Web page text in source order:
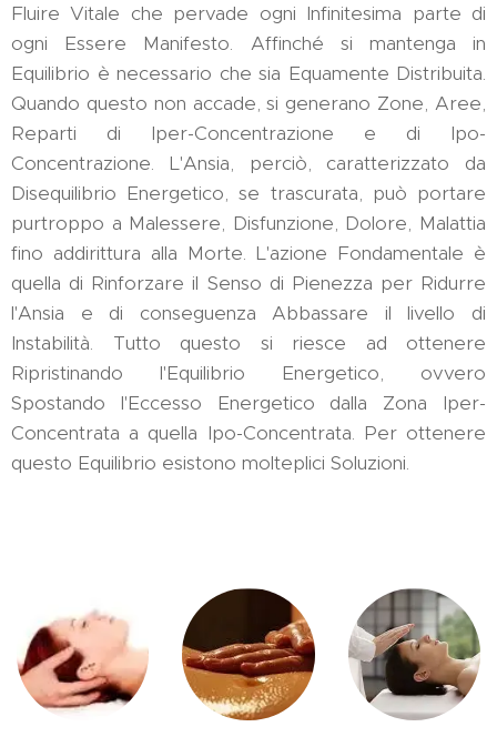
Fluire Vitale che pervade ogni Infinitesima parte di
ogni Essere Manifesto. Affinché si mantenga in
Equilibrio è necessario che sia Equamente Distribuita.
Quando questo non accade, si generano Zone, Aree,
Reparti di Iper-Concentrazione e di Ipo-
Concentrazione. L'Ansia, perciò, caratterizzato da
Disequilibrio Energetico, se trascurata, può portare
purtroppo a Malessere, Disfunzione, Dolore, Malattia
fino addirittura alla Morte. L'azione Fondamentale è
quella di Rinforzare il Senso di Pienezza per Ridurre
l'Ansia e di conseguenza Abbassare il livello di
Instabilità. Tutto questo si riesce ad ottenere
Ripristinando l'Equilibrio Energetico, ovvero
Spostando l'Eccesso Energetico dalla Zona Iper-
Concentrata a quella Ipo-Concentrata. Per ottenere
questo Equilibrio esistono molteplici Soluzioni.